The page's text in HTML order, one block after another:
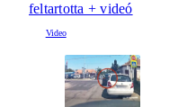
feltartotta + videó